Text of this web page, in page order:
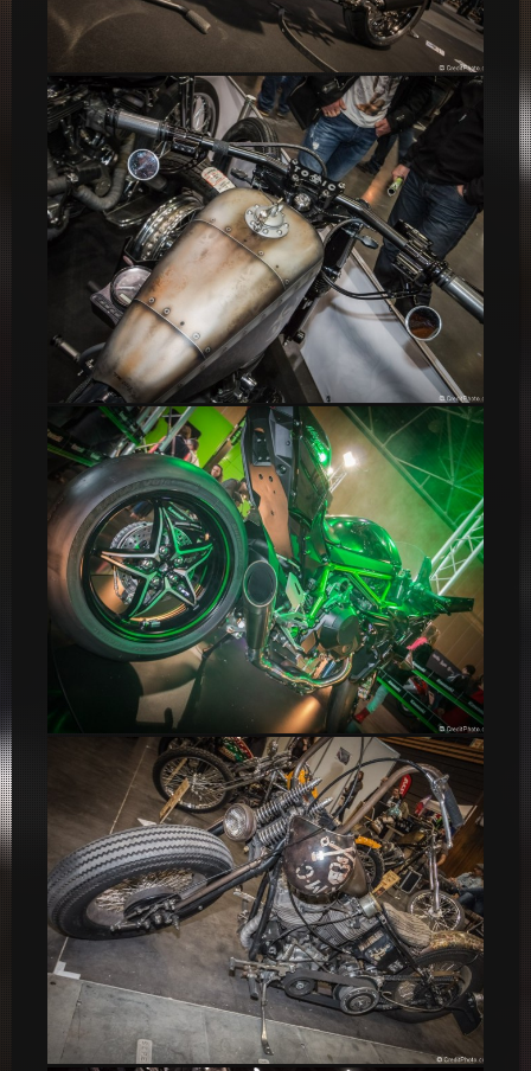
BMW Café Racer
Black and Bolt Custom
Kawasaki Ninja H2R – Salon 2 Roues 2015